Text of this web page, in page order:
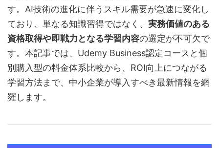
す。AI技術の進化に伴うスキル需要が急速に変化し
ており、単なる知識習得ではなく、 実務価値のある
資格取得や即戦力となる学習内容の選定が不可欠で
す。本記事では、Udemy Business認定コースと個
別購入型の料金体系比較から、ROI向上につながる
学習方法まで、中小企業が導入すべき最新情報を網
羅します。